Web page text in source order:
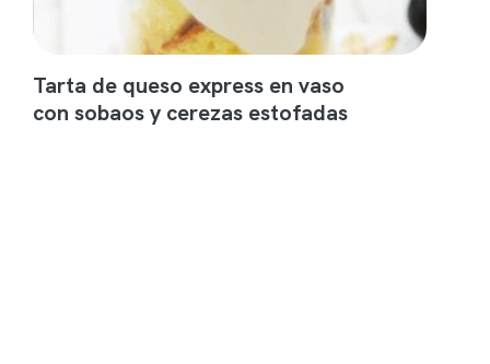
Tarta de queso express en vaso
con sobaos y cerezas estofadas